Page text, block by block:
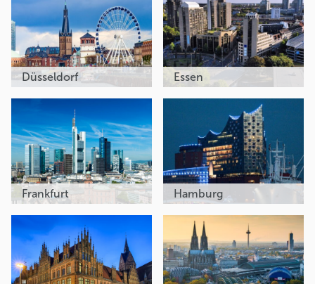
Düsseldorf Essen
Frankfurt Hamburg